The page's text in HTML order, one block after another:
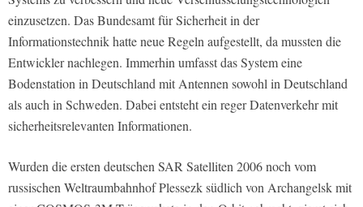
einzusetzen. Das Bundesamt für Sicherheit in der
Informationstechnik hatte neue Regeln aufgestellt, da mussten die
Entwickler nachlegen. Immerhin umfasst das System eine
Bodenstation in Deutschland mit Antennen sowohl in Deutschland
als auch in Schweden. Dabei entsteht ein reger Datenverkehr mit
sicherheitsrelevanten Informationen.
Wurden die ersten deutschen SAR Satelliten 2006 noch vom
russischen Weltraumbahnhof Plessezk südlich von Archangelsk mit